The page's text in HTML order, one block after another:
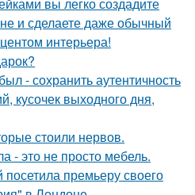
и сделаете даже обычный
интерьера!
- сохранить аутентичность
кусочек выходного дня,
стоили нервов.
- это не просто мебель.
премьеру своего